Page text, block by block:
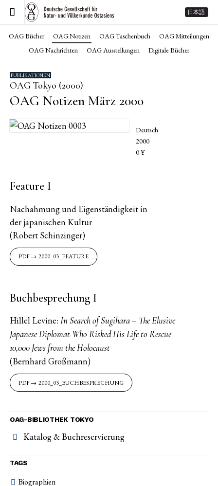
日本語
OAG Bücher OAG Notizen OAG Taschenbuch
OAG Mitteilungen
OAG Nachrichten
OAG Ausstellungen Digitale Bücher
PUBLIKATIONEN
OAG Tokyo (2000)
OAG Notizen März 2000
Deutsch
2000
0 ¥
Feature I
Nachahmung und Eigenständigkeit in
der japanischen Kultur
(Robert Schinzinger)
2000_03_FEATURE
Buchbesprechung I
Hillel Levine: In Search of Sugihara – The Elusive
Japanese Diplomat Who Risked His Life to Rescue
10,000 Jews from the Holocaust
(Bernhard Großmann)
2000_03_BUCHBESPRECHUNG
OAG-BIBLIOTHEK TOKYO
Katalog & Buchreservierung
TAGS
Biographien